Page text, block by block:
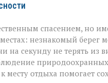
спасением, но
незнакомый берег
секунду не терять из
природоохранных
месту отдыха помогает